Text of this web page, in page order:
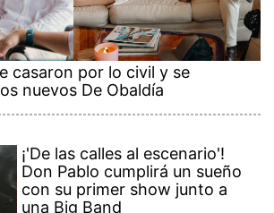
casaron por lo civil y se
nuevos De Obaldía
¡'De las calles al escenario'!
Don Pablo cumplirá un sueño
con su primer show junto a
una Big Band